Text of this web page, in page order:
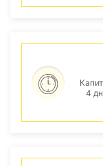
4